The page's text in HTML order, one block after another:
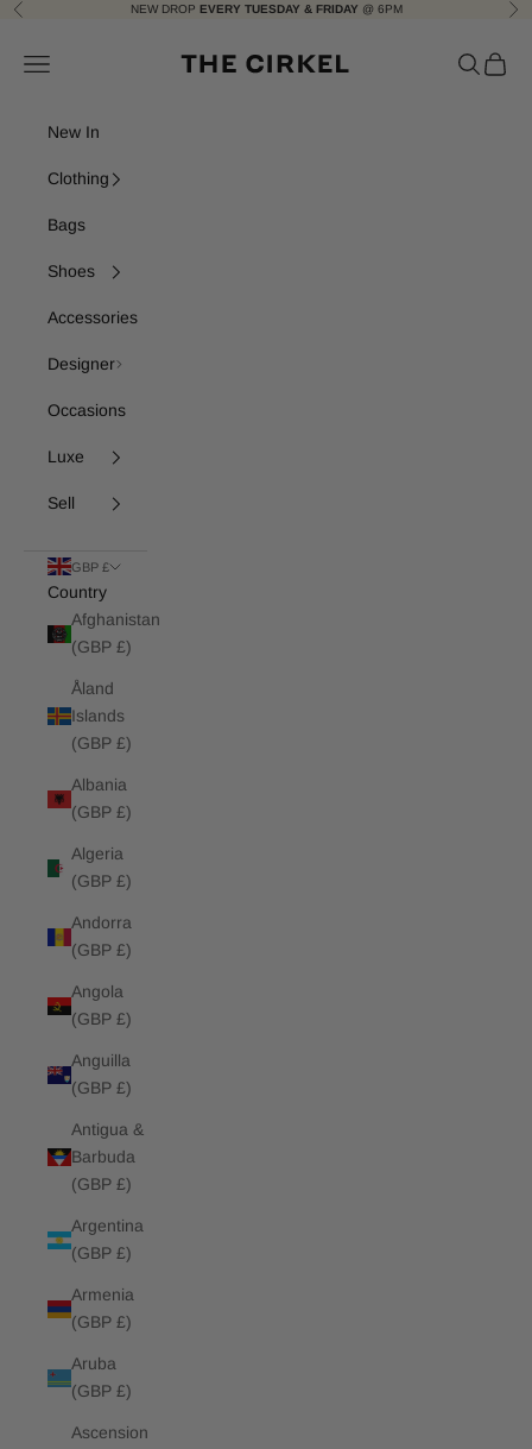
Skip to content
Previous NEW DROP EVERY TUESDAY & FRIDAY @ 6PM
Navigation menu Search
Cart
New In
Clothing
Bags
Shoes
Accessories
Designer
Occasions
Luxe
Sell
GBP £
Country
Afghanistan
(GBP £)
Åland
Islands
(GBP £)
Albania
(GBP £)
Algeria
(GBP £)
Andorra
(GBP £)
Angola
(GBP £)
Anguilla
(GBP £)
Antigua &
Barbuda
(GBP £)
Argentina
(GBP £)
Armenia
(GBP £)
Aruba
(GBP £)
Ascension